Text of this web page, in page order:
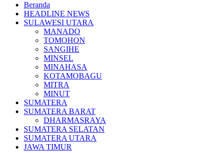
Beranda
HEADLINE NEWS
SULAWESI UTARA
MANADO
TOMOHON
SANGIHE
MINSEL
MINAHASA
KOTAMOBAGU
MITRA
MINUT
SUMATERA
SUMATERA BARAT
DHARMASRAYA
SUMATERA SELATAN
SUMATERA UTARA
JAWA TIMUR